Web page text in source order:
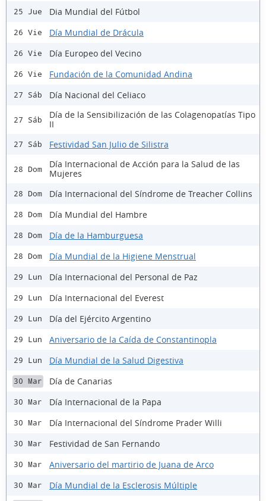
25 Jue Dia Mundial del Fútbol
26 Vie Día Mundial de Drácula
26 Vie Día Europeo del Vecino
26 Vie Fundación de la Comunidad Andina
27 Sáb Día Nacional del Celiaco
27 Sáb
Día de la Sensibilización de las Colagenopatías Tipo
II
27 Sáb Festividad San Julio de Silistra
28 Dom
Día Internacional de Acción para la Salud de las
Mujeres
28 Dom Día Internacional del Síndrome de Treacher Collins
28 Dom Día Mundial del Hambre
28 Dom Día de la Hamburguesa
28 Dom Día Mundial de la Higiene Menstrual
29 Lun Día Internacional del Personal de Paz
29 Lun Día Internacional del Everest
29 Lun Día del Ejército Argentino
29 Lun Aniversario de la Caída de Constantinopla
29 Lun Día Mundial de la Salud Digestiva
30 Mar Día de Canarias
30 Mar Día Internacional de la Papa
30 Mar Día Internacional del Síndrome Prader Willi
30 Mar Festividad de San Fernando
30 Mar Aniversario del martirio de Juana de Arco
30 Mar
Día Mundial de la Esclerosis Múltiple